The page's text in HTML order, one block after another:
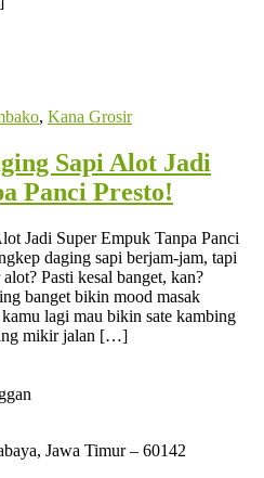
, Kana Grosir
Sapi Alot Jadi
Panci Presto!
Jadi Super Empuk Tanpa Panci
daging sapi berjam-jam, tapi
Pasti kesal banget, kan?
banget bikin mood masak
lagi mau bikin sate kambing
mikir jalan […]
Jawa Timur – 60142